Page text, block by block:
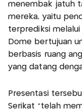
menembak jatuh
mereka, yaitu
terprediksi melalui
Dome bertujuan
berbasis ruang
yang datang
Presentasi
Serikat "telah